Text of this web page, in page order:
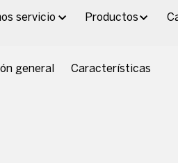
servicio Productos
general Características